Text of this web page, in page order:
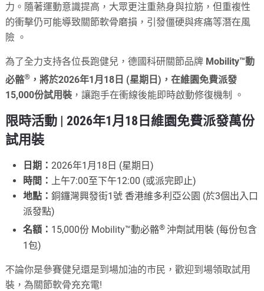
力 。隨著運動意識提高，大眾更注重熱身與拉筋，但重複性
的衝擊仍可能導致關節軟骨磨損，引發僵硬與疼痛等潛在風
險 。
為了全力支持各位長跑健兒，德國科研關節品牌 Mobility™動
必骼® ，將於2026年1月18日 (星期日)，在維園免費派發
15,000份試用裝 ，讓跑手在衝線後能即時啟動修復機制 。
限時活動 | 2026年1月18日維園免費派發萬份
試用裝
日期： 2026年1月18日 (星期日)
時間： 上午7:00至下午12:00 (或派完即止)
地點：銅鑼灣興發街1號 香港維多利亞公園 (於3個出入口
派發點)
名額： 15,000份 Mobility™動必骼® 沖劑試用裝 (每份包含
1包)
不論你是參賽健兒還是到場加油的市民，歡迎到場領取試用
裝，為關節軟骨充充電!